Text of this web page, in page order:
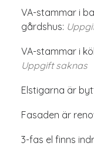
VA-stammar i
gårdshus:
VA-stammar i
Uppgift saknas
Elstigarna är
Fasaden är
3-fas el finns